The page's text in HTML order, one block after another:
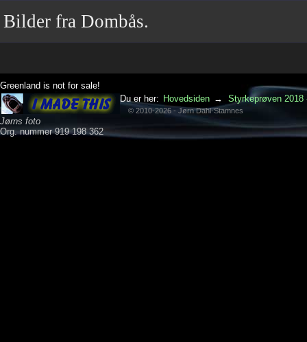
Bilder fra Dombås.
Greenland is not for sale!
Jørns foto
Org. nummer 919 198 362
Du er her: Hovedsiden → Styrkeprøven 2018
© 2010-2026 - Jørn Dahl-Stamnes